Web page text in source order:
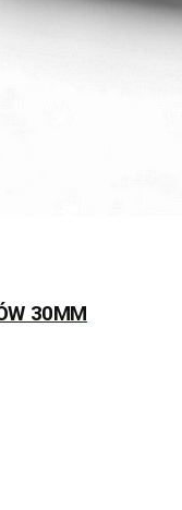
30MM